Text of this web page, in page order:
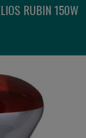
RUBIN 150W